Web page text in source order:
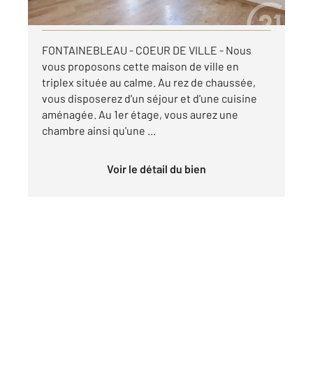
Visiter le site dédié
FONTAINEBLEAU - COEUR DE VILLE - Nous
vous proposons cette maison de ville en
triplex située au calme. Au rez de chaussée,
vous disposerez d'un séjour et d'une cuisine
aménagée. Au 1er étage, vous aurez une
chambre ainsi qu'une ...
Voir le détail du bien